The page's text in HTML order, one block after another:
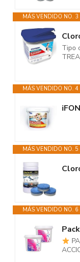
MÁS VENDIDO NO. 3
Tipo
MÁS VENDIDO NO. 4
MÁS VENDIDO NO. 5
MÁS VENDIDO NO. 6